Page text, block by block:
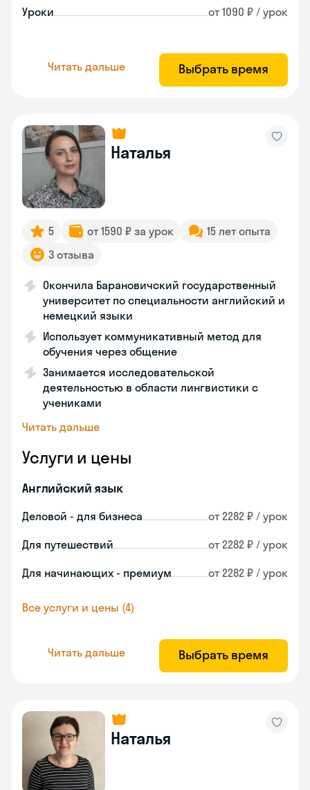
Уроки от 1090 ₽ / урок
Читать дальше Выбрать время
Наталья
5 от 1590 ₽ за урок
15 лет опыта
3 отзыва
Окончила Барановичский государственный
университет по специальности английский и
немецкий языки
Использует коммуникативный метод для
обучения через общение
Занимается исследовательской
деятельностью в области лингвистики с
учениками
Читать дальше
Услуги и цены
Английский язык
Деловой - для бизнеса от 2282 ₽ / урок
Для путешествий от 2282 ₽ / урок
Для начинающих - премиум от 2282 ₽ / урок
Все услуги и цены (4)
Читать дальше Выбрать время
Наталья